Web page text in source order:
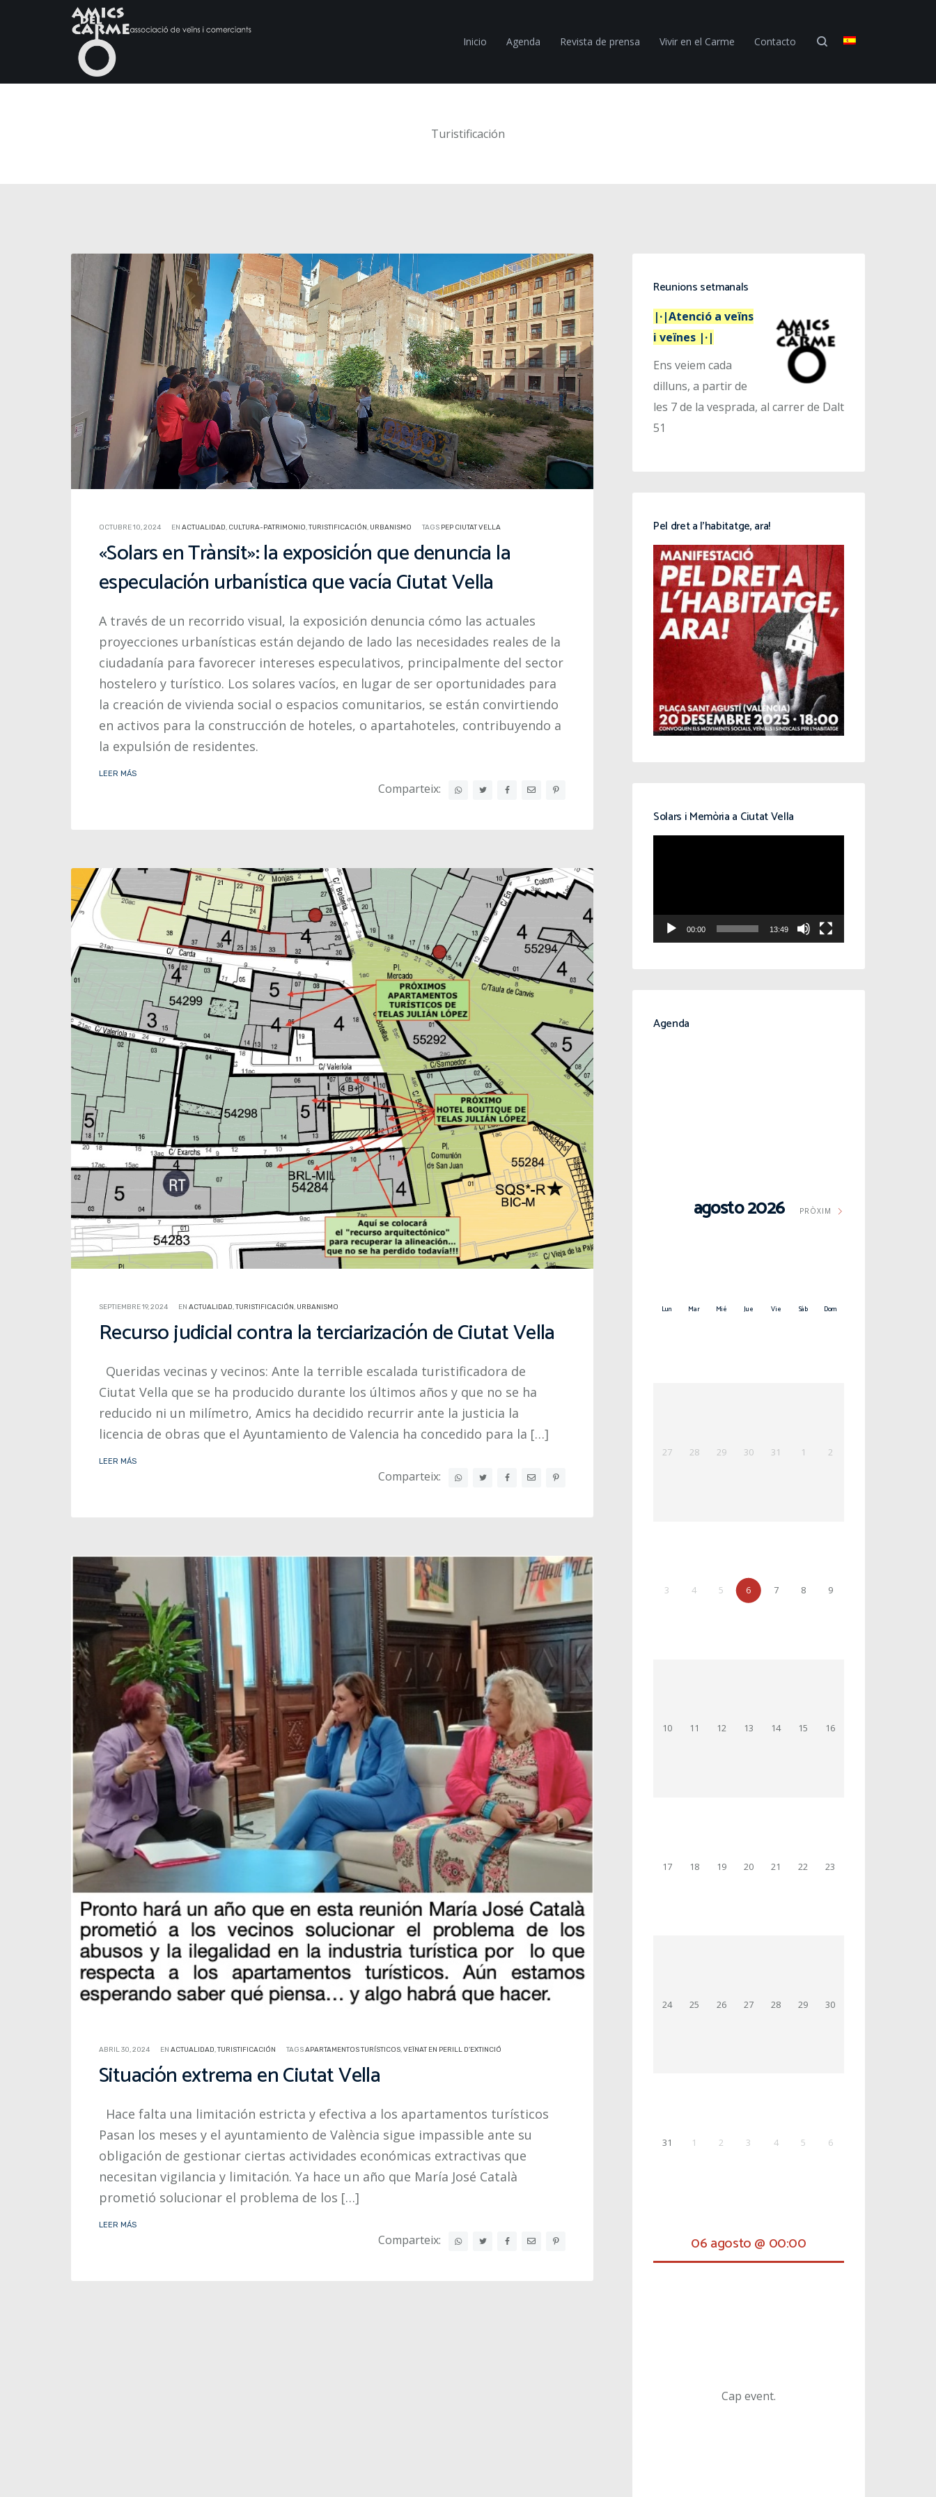
Inicio Agenda Revista de prensa Vivir en el Carme Contacto
Turistificación
OCTUBRE 10, 2024 EN ACTUALIDAD, CULTURA-PATRIMONIO,TURISTIFICACIÓN, URBANISMO TAGS PEP CIUTAT VELLA
«Solars en Trànsit»: la exposición que denuncia la
especulación urbanística que vacía Ciutat Vella
A través de un recorrido visual, la exposición denuncia cómo las actuales
proyecciones urbanísticas están dejando de lado las necesidades reales de la
ciudadanía para favorecer intereses especulativos, principalmente del sector
hostelero y turístico. Los solares vacíos, en lugar de ser oportunidades para
la creación de vivienda social o espacios comunitarios, se están convirtiendo
en activos para la construcción de hoteles, o apartahoteles, contribuyendo a
la expulsión de residentes.
LEER MÁS
Comparteix:
SEPTIEMBRE 19, 2024 EN ACTUALIDAD,TURISTIFICACIÓN, URBANISMO
Recurso judicial contra la terciarización de Ciutat Vella
Queridas vecinas y vecinos: Ante la terrible escalada turistificadora de
Ciutat Vella que se ha producido durante los últimos años y que no se ha
reducido ni un milímetro, Amics ha decidido recurrir ante la justicia la
licencia de obras que el Ayuntamiento de Valencia ha concedido para la […]
LEER MÁS
Comparteix:
ABRIL 30, 2024 EN ACTUALIDAD,TURISTIFICACIÓN TAGSAPARTAMENTOS TURÍSTICOS,VEÏNAT EN PERILL D’EXTINCIÓ
Situación extrema en Ciutat Vella
Hace falta una limitación estricta y efectiva a los apartamentos turísticos
Pasan los meses y el ayuntamiento de València sigue impassible ante su
obligación de gestionar ciertas actividades económicas extractivas que
necesitan vigilancia y limitación. Ya hace un año que María José Català
prometió solucionar el problema de los […]
LEER MÁS
Comparteix:
Reunions setmanals
|·|Atenció a veïns
i veïnes |·|
Ens veiem cada
dilluns, a partir de
les 7 de la vesprada, al carrer de Dalt
51
Pel dret a l’habitatge, ara!
Solars i Memòria a Ciutat Vella
00:00 13:49
Agenda
agosto 2026 PRÒXIM
Lun Mar Mié Jue Vie Sáb Dom
27 28 29 30 31 1 2
3 4 5 6 7 8 9
10 11 12 13 14 15 16
17 18 19 20 21 22 23
24 25 26 27 28 29 30
31 1 2 3 4 5 6
06 agosto @ 00:00
Cap event.